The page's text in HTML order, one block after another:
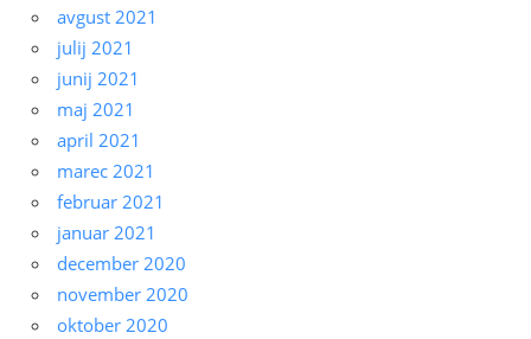
avgust 2021
julij 2021
junij 2021
maj 2021
april 2021
marec 2021
februar 2021
januar 2021
december 2020
november 2020
oktober 2020